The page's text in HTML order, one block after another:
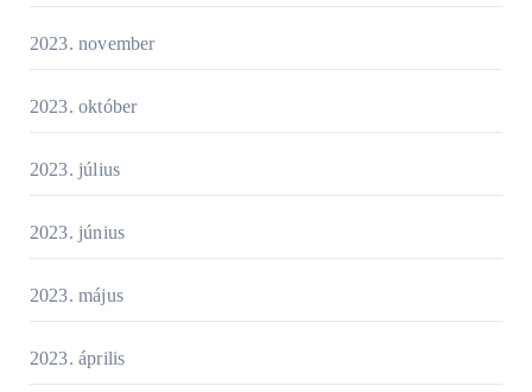
2023. november
2023. október
2023. július
2023. június
2023. május
2023. április